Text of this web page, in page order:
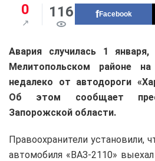
0 116 Facebook
Авария случилась 1
Мелитопольском районе
недалеко от автодороги
Об этом сообщает
Запорожской области.
Правоохранители установили,
автомобиля «ВАЗ-2110»